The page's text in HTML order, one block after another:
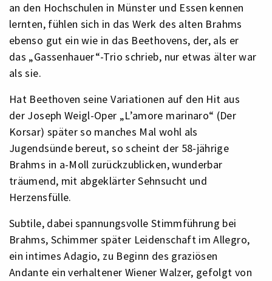
an den Hochschulen in Münster und Essen kennen
lernten, fühlen sich in das Werk des alten Brahms
ebenso gut ein wie in das Beethovens, der, als er
das „Gassenhauer“-Trio schrieb, nur etwas älter war
als sie.
Hat Beethoven seine Variationen auf den Hit aus
der Joseph Weigl-Oper „L’amore marinaro“ (Der
Korsar) später so manches Mal wohl als
Jugendsünde bereut, so scheint der 58-jährige
Brahms in a-Moll zurückzublicken, wunderbar
träumend, mit abgeklärter Sehnsucht und
Herzensfülle.
Subtile, dabei spannungsvolle Stimmführung bei
Brahms, Schimmer später Leidenschaft im Allegro,
ein intimes Adagio, zu Beginn des graziösen
Andante ein verhaltener Wiener Walzer, gefolgt von